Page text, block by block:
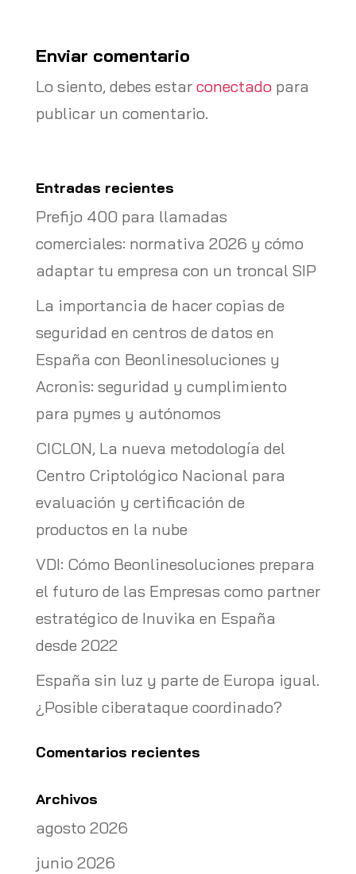
Enviar comentario
Lo siento, debes estar conectadopara
publicar un comentario.
Entradas recientes
Prefijo 400 para llamadas
comerciales: normativa 2026 y cómo
adaptar tu empresa con un troncal SIP
La importancia de hacer copias de
seguridad en centros de datos en
España con Beonlinesoluciones y
Acronis: seguridad y cumplimiento
para pymes y autónomos
CICLON, La nueva metodología del
Centro Criptológico Nacional para
evaluación y certificación de
productos en la nube
VDI: Cómo Beonlinesoluciones prepara
el futuro de las Empresas como partner
estratégico de Inuvika en España
desde 2022
España sin luz y parte de Europa igual.
¿Posible ciberataque coordinado?
Comentarios recientes
Archivos
agosto 2026
junio 2026